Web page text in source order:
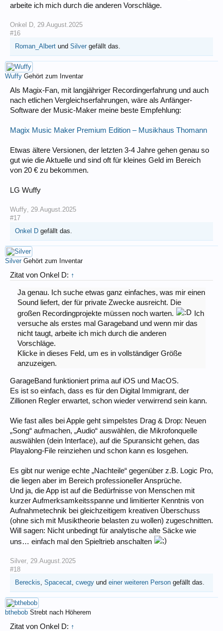
arbeite ich mich durch die anderen Vorschläge.
Onkel D 29.August.2025
#16
Roman_Albert und Silver gefällt das.
Wuffy Gehört zum Inventar
Als Magix-Fan, mit langjähriger Recordingerfahrung und auch
nach etlichen Vergleichserfahrungen, wäre als Anfänger-
Software der Music-Maker meine beste Empfehlung:
Magix Music Maker Premium Edition – Musikhaus Thomann
Etwas ältere Versionen, der letzten 3-4 Jahre gehen genau so
gut wie die Aktuelle und sind oft für kleines Geld im Bereich
von 20 € zu bekommen.
LG Wuffy
Wuffy 29.August.2025
#17
Onkel D gefällt das.
Silver Gehört zum Inventar
Zitat von Onkel D: ↑
Ja genau. Ich suche etwas ganz einfaches, was mir einen
Sound liefert, der für private Zwecke ausreicht. Die
großen Recordingprojekte müssen noch warten.
Ich
versuche als erstes mal Garageband und wenn mir das
nicht taugt, arbeite ich mich durch die anderen
Vorschläge.
Klicke in dieses Feld, um es in vollständiger Größe
anzuzeigen.
GarageBand funktioniert prima auf iOS und MacOS.
Es ist so einfach, dass es für den Digital Immigrant, der
Zillionen Regler erwartet, schon wieder verwirrend sein kann.
Wie fast alles bei Apple geht simpelstes Drag & Drop: Neuen
„Song“ aufmachen, „Audio“ auswählen, die Mikrofonquelle
auswählen (dein Interface), auf die Spuransicht gehen, das
Playalong-File reinziehen und schon kann es losgehen.
Es gibt nur wenige echte „Nachteile“ gegenüber z.B. Logic Pro,
die liegen aber im Bereich professioneller Ansprüche.
Und ja, die App ist auf die Bedürfnisse von Menschen mit
kurzer Aufmerksamkeitsspanne und limitierter Kenntnis von
Aufnahmetechnik bei gleichzeitigem kreativen Überschuss
(ohne sich mit Musiktheorie belasten zu wollen) zugeschnitten.
Will sagen: Nicht unbedingt für analytische alte Säcke wie
uns… einfach mal den Spieltrieb anschalten
Silver 29.August.2025
#18
Bereckis Spacecat cwegy und einer weiteren Person gefällt das.
bthebob Strebt nach Höherem
Zitat von Onkel D: ↑